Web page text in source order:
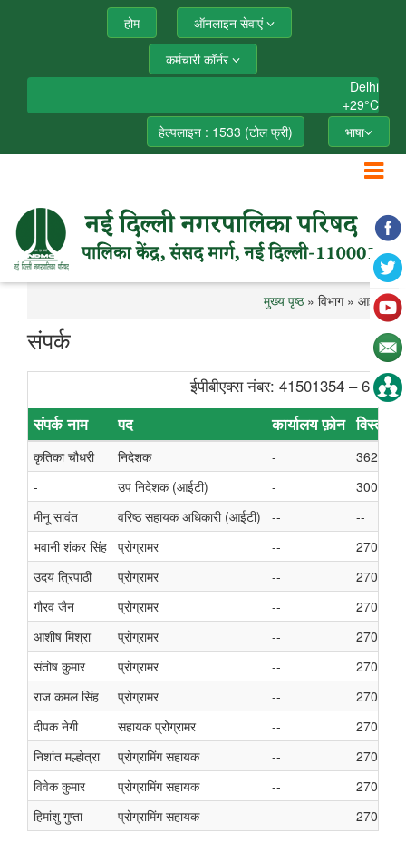
होम
ऑनलाइन सेवाएं
कर्मचारी कॉर्नर
Delhi
+29°C
हेल्पलाइन : 1533 (टोल फ्री)
भाषा
मुख्य पृष्ठ» विभाग » आईटी
संपर्क
ईपीबीएक्स नंबर: 41501354 – 60
संपर्क नाम
पद कार्यालय फ़ोन विस्तार
कृतिका चौधरी निदेशक - 3628
-
उप निदेशक (आईटी) - 3005
मीनू सावंत
वरिष्ठ सहायक अधिकारी (आईटी) -- --
भवानी शंकर सिंह प्रोग्रामर -- 2706
उदय त्रिपाठी
प्रोग्रामर -- 2707
गौरव जैन
प्रोग्रामर -- 2707
आशीष मिश्रा
प्रोग्रामर -- 2707
संतोष कुमार
प्रोग्रामर -- 2707
राज कमल सिंह
प्रोग्रामर -- 2706
दीपक नेगी
सहायक प्रोग्रामर -- 2706
निशांत मल्होत्रा
प्रोग्रामिंग सहायक -- 2706
विवेक कुमार
प्रोग्रामिंग सहायक -- 2706
हिमांशु गुप्ता
प्रोग्रामिंग सहायक -- 2706